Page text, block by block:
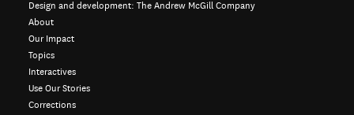
About
Our Impact
Topics
Interactives
Use Our Stories
Corrections